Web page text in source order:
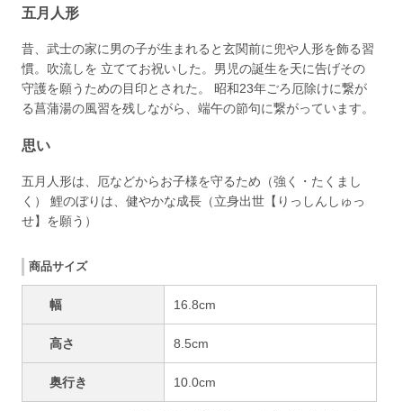
五月人形
昔、武士の家に男の子が生まれると玄関前に兜や人形を飾る習
慣。吹流しを 立ててお祝いした。男児の誕生を天に告げその
守護を願うための目印とされた。 昭和23年ごろ厄除けに繋が
る菖蒲湯の風習を残しながら、端午の節句に繋がっています。
思い
五月人形は、厄などからお子様を守るため（強く・たくまし
く） 鯉のぼりは、健やかな成長（立身出世【りっしんしゅっ
せ】を願う）
商品サイズ
幅 16.8cm
高さ 8.5cm
奥行き 10.0cm